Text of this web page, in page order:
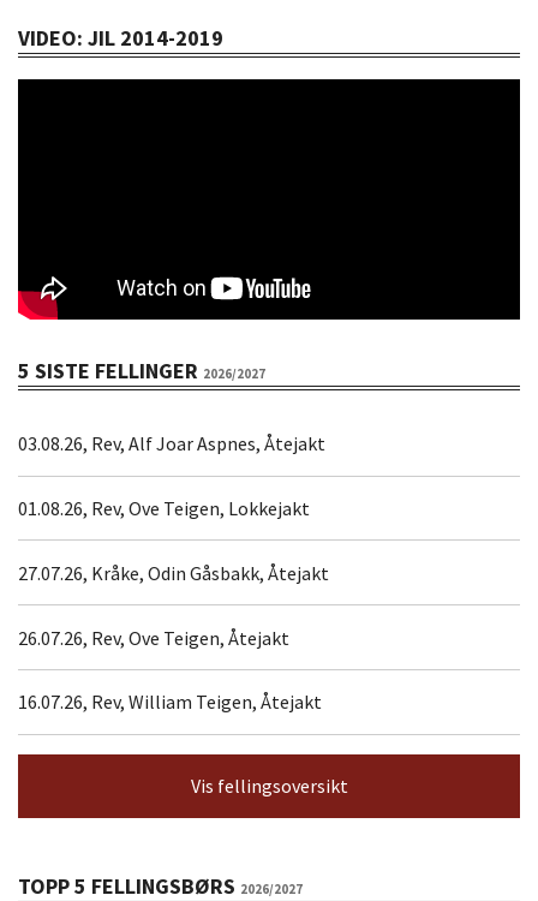
VIDEO: JIL 2014-2019
5 SISTE FELLINGER 2026/2027
03.08.26, Rev, Alf Joar Aspnes, Åtejakt
01.08.26, Rev, Ove Teigen, Lokkejakt
27.07.26, Kråke, Odin Gåsbakk, Åtejakt
26.07.26, Rev, Ove Teigen, Åtejakt
16.07.26, Rev, William Teigen, Åtejakt
Vis fellingsoversikt
TOPP 5 FELLINGSBØRS 2026/2027